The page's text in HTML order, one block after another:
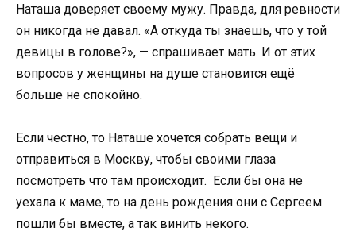
Наташа доверяет своему мужу. Правда, для ревности
он никогда не давал. «А откуда ты знаешь, что у той
девицы в голове?», — спрашивает мать. И от этих
вопросов у женщины на душе становится ещё
больше не спокойно.
Если честно, то Наташе хочется собрать вещи и
отправиться в Москву, чтобы своими глаза
посмотреть что там происходит. Если бы она не
уехала к маме, то на день рождения они с Сергеем
пошли бы вместе, а так винить некого.